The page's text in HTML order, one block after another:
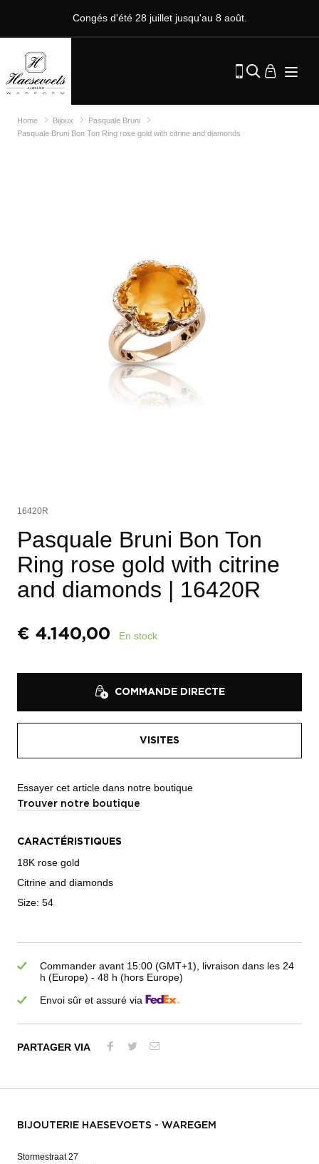
Congés d'été 28 juillet jusqu'au 8 août.
Home Bijoux
Pasquale Bruni
Pasquale Bruni Bon Ton Ring rose gold with citrine and diamonds
16420R
Pasquale Bruni Bon Ton
Ring rose gold with citrine
and diamonds | 16420R
€ 4.140,00 En stock
COMMANDE DIRECTE
VISITES
Essayer cet article dans notre boutique
Trouver notre boutique
CARACTÉRISTIQUES
18K rose gold
Citrine and diamonds
Size: 54
Commander avant 15:00 (GMT+1), livraison dans les 24
h (Europe) - 48 h (hors Europe)
Envoi sûr et assuré via
PARTAGER VIA
BIJOUTERIE HAESEVOETS - WAREGEM
Stormestraat 27